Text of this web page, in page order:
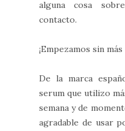
alguna cosa
contacto.
¡Empezamos sin
De la marca
serum que utilizo
semana y de
agradable de usar